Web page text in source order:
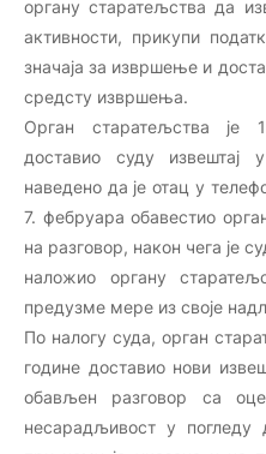
органу старатељства да
активности, прикупи
значаја за извршење и
средсту извршења.
Орган старатељства је
доставио суду извештај
наведено да је отац у
7. фебруара обавестио
на разговор, након чега је
наложио органу
предузме мере из своје
По налогу суда, орган
године доставио нови
обављен разговор са
несарадљивост у погледу